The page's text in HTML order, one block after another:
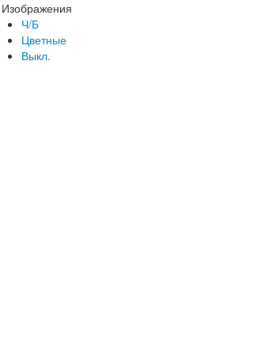
Изображения
Ч/Б
Цветные
Выкл.